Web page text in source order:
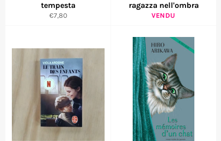
tempesta
Prix
€7,80
ragazza nell'ombra
VENDU